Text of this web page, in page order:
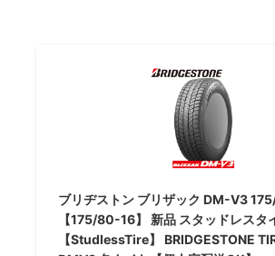
ブリヂストン ブリザック DM-V3
【175/80-16】 新品 スタッドレスタ
【StudlessTire】 BRIDGESTONE